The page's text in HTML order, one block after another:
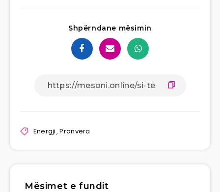
Shpërndane mësimin
Energji,Pranvera
Mësimet e fundit